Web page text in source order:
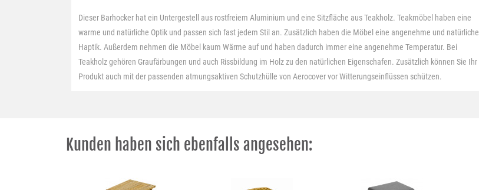
Dieser Barhocker hat ein Untergestell aus rostfreiem Aluminium und eine Sitzfläche aus Teakholz. Teakmöbel haben eine
warme und natürliche Optik und passen sich fast jedem Stil an. Zusätzlich haben die Möbel eine angenehme und natürliche
Haptik. Außerdem nehmen die Möbel kaum Wärme auf und haben dadurch immer eine angenehme Temperatur. Bei
Teakholz gehören Graufärbungen und auch Rissbildung im Holz zu den natürlichen Eigenschafen. Zusätzlich können Sie Ihr
Produkt auch mit der passenden atmungsaktiven Schutzhülle von Aerocover vor Witterungseinflüssen schützen.
Kunden haben sich ebenfalls angesehen: